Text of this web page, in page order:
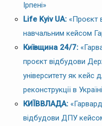
Ірпені»
Life Kyiv UA: «Проєкт
навчальним кейсом
Київщина 24/7:
проєкт відбудови
університету як кейс
реконструкції в
КИЇВВЛАДА:
відбудови ДПУ